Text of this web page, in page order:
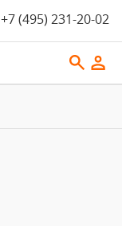
+7 (495) 231-20-02